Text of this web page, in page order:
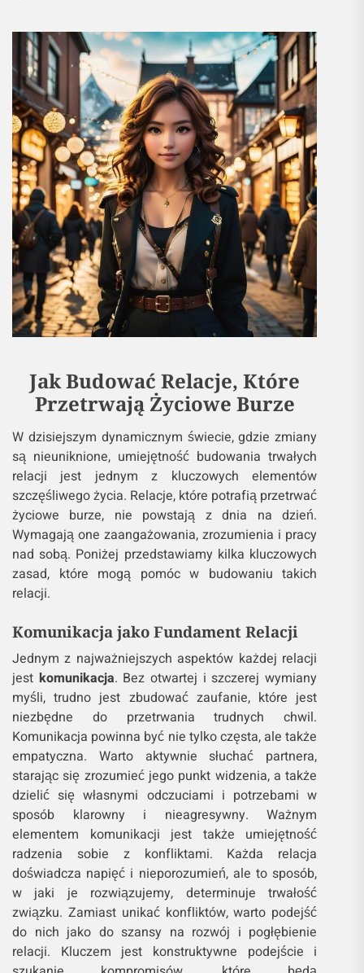
Jak Budować Relacje, Które
Przetrwają Życiowe Burze
W dzisiejszym dynamicznym świecie, gdzie zmiany
są nieuniknione, umiejętność budowania trwałych
relacji jest jednym z kluczowych elementów
szczęśliwego życia. Relacje, które potrafią przetrwać
życiowe burze, nie powstają z dnia na dzień.
Wymagają one zaangażowania, zrozumienia i pracy
nad sobą. Poniżej przedstawiamy kilka kluczowych
zasad, które mogą pomóc w budowaniu takich
relacji.
Komunikacja jako Fundament Relacji
Jednym z najważniejszych aspektów każdej relacji
jest komunikacja. Bez otwartej i szczerej wymiany
myśli, trudno jest zbudować zaufanie, które jest
niezbędne do przetrwania trudnych chwil.
Komunikacja powinna być nie tylko częsta, ale także
empatyczna. Warto aktywnie słuchać partnera,
starając się zrozumieć jego punkt widzenia, a także
dzielić się własnymi odczuciami i potrzebami w
sposób klarowny i nieagresywny. Ważnym
elementem komunikacji jest także umiejętność
radzenia sobie z konfliktami. Każda relacja
doświadcza napięć i nieporozumień, ale to sposób,
w jaki je rozwiązujemy, determinuje trwałość
związku. Zamiast unikać konfliktów, warto podejść
do nich jako do szansy na rozwój i pogłębienie
relacji. Kluczem jest konstruktywne podejście i